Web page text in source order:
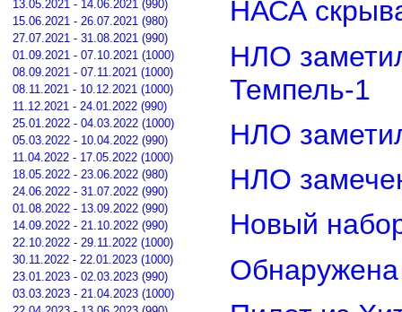
13.05.2021 - 14.06.2021 (990)
15.06.2021 - 26.07.2021 (980)
27.07.2021 - 31.08.2021 (990)
01.09.2021 - 07.10.2021 (1000)
08.09.2021 - 07.11.2021 (1000)
08.11.2021 - 10.12.2021 (1000)
11.12.2021 - 24.01.2022 (990)
25.01.2022 - 04.03.2022 (1000)
05.03.2022 - 10.04.2022 (990)
11.04.2022 - 17.05.2022 (1000)
18.05.2022 - 23.06.2022 (980)
24.06.2022 - 31.07.2022 (990)
01.08.2022 - 13.09.2022 (990)
14.09.2022 - 21.10.2022 (990)
22.10.2022 - 29.11.2022 (1000)
30.11.2022 - 22.01.2023 (1000)
23.01.2023 - 02.03.2023 (990)
03.03.2023 - 21.04.2023 (1000)
НАСА
НЛО
Темпель-1
НЛО
НЛО
Новый
Обнаружена